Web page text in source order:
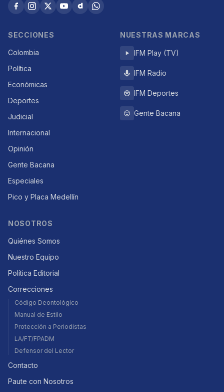
SECCIONES
Colombia
Política
Económicas
Deportes
Judicial
Internacional
Opinión
Gente Bacana
Especiales
Pico y Placa Medellín
NUESTRAS MARCAS
IFM Play (TV)
IFM Radio
IFM Deportes
Gente Bacana
NOSOTROS
Quiénes Somos
Nuestro Equipo
Política Editorial
Correcciones
Código Deontológico
Manual de Estilo
Protección a Periodistas
LA/FT/FPADM
Defensor del Lector
Contacto
Paute con Nosotros